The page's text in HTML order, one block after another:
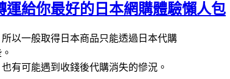
給你最好的日本網購體驗懶人包
以一般取得日本商品只能透過日本代購
有可能遇到收錢後代購消失的慘況。